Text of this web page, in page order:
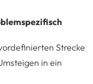
Strecke
in ein